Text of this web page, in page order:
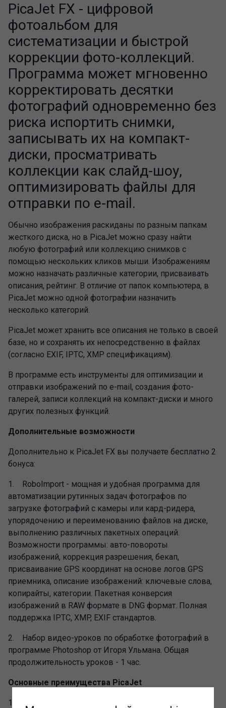
PicaJet FX - цифровой
фотоальбом для
систематизации и быстрой
коррекции фото-коллекций.
Программа может мгновенно
корректировать десятки
фотографий одновременно без
риска испортить снимки,
записывать их на компакт-
диски, просматривать
коллекции как слайд-шоу,
оптимизировать файлы для
отправки по e-mail.
Обычно изображения раскиданы по разным папкам
жесткого диска, но в PicaJet можно сразу найти
любую фотографий или коллекцию снимков с
помощью нескольких кликов мыши. Изображениям
можно назначать различные категории, присваивать
описания, рейтинг. В отличие от папок компьютера, в
PicaJet можно одной фотографии назначить
несколько категорий.
PicaJet может хранить все описания не только в своей
базе, но и сохранять их непосредственно в файлах
(согласно EXIF, IPTC, XMP спецификациям).
В программе есть инструменты для оптимизации и
отправки изображений по e-mail, создания фото-
галерей, записи коллекций на компакт-диски и много
других полезных функций.
Дополнительные возможности
Дополнительно к PicaJet FX вы получаете бесплатно 2
бонуса:
1. RoboImport - мощная и удобная программа для
автоматизации рутинных задач фотографов по
загрузке фотографий с камеры или кард-ридера,
упорядочению и переименованию файлов на диске,
выполнению различных пакетных операций.
Возможности программы: авто-повороты
изображений, коррекция разрешения, бекап,
присваивание GPS координат на основе логов GPS
приемника, описание изображений: ключевые слова,
копирайты, категории. Пакетная конверсия
изображений в RAW формате в DNG формат. Полная
поддержка IPTC, XMP, EXIF стандартов.
2. Набор видео-уроков по обработке фотографий в
программе Photoshop от Игоря Ульмана. Общая
продолжительность уроков - 1 час.
Основные преимущества PicaJet
1. Фокус на каталогизации фотографий